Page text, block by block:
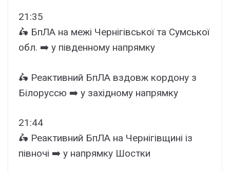
21:35
🛵 БпЛА на межі Чернігівської та Сумської
обл. ➡️ у південному напрямку
🛵 Реактивний БпЛА вздовж кордону з
Білоруссю ➡️ у західному напрямку
21:44
🛵 Реактивний БпЛА на Чернігівщині із
півночі ➡️ у напрямку Шостки